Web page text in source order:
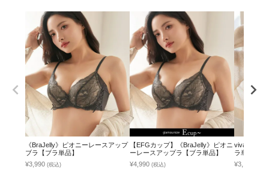
《BraJelly》ピオニーレースアップ
ブラ【ブラ単品】
¥3,990 (税込)
【EFGカップ】《BraJelly》ピオニ
ーレースアップラ【ブラ単品】
¥4,990 (税込)
vivante ブ
ラ単品】 /
撃退ブラ
¥3,141